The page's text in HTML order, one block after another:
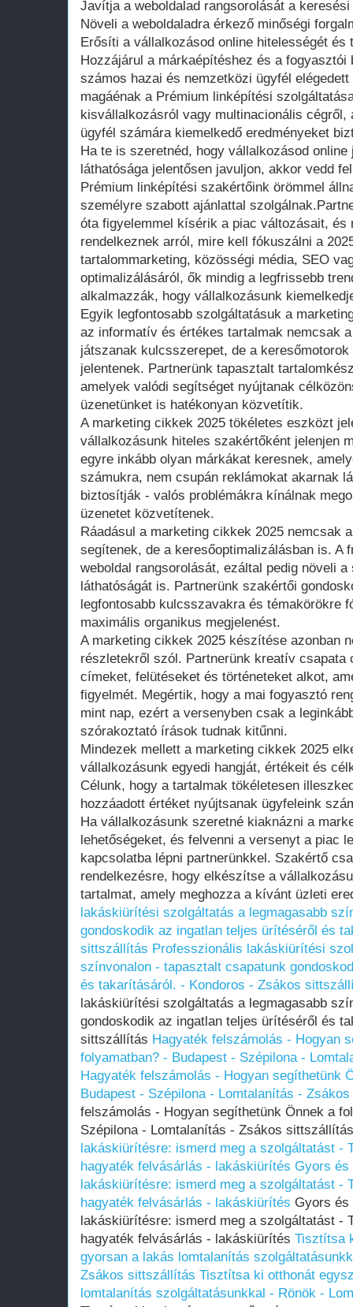
Javítja a weboldalad rangsorolását a
Növeli a weboldaladra érkező minőségi
Erősíti a vállalkozásod online hitelességét és
Hozzájárul a márkaépítéshez és a fogyasztói
számos hazai és nemzetközi ügyfél
magáénak a Prémium linképítési
kisvállalkozásról vagy multinacionális cégről,
ügyfél számára kiemelkedő eredményeket
Ha te is szeretnéd, hogy vállalkozásod
láthatósága jelentősen javuljon, akkor vedd
Prémium linképítési szakértőink örömmel
személyre szabott ajánlattal
óta figyelemmel kísérik a piac változásait, és
rendelkeznek arról, mire kell fókuszálni a
tartalommarketing, közösségi média, SEO
optimalizálásáról, ők mindig a legfrissebb
alkalmazzák, hogy vállalkozásunk
Egyik legfontosabb szolgáltatásuk a
az informatív és értékes tartalmak nemcsak
játszanak kulcsszerepet, de a
jelentenek. Partnerünk tapasztalt
amelyek valódi segítséget nyújtanak
üzenetünket is hatékonyan közvetítik.
A marketing cikkek 2025 tökéletes eszközt
vállalkozásunk hiteles szakértőként jelenjen
egyre inkább olyan márkákat keresnek,
számukra, nem csupán reklámokat akarnak
biztosítják - valós problémákra kínálnak
üzenetet közvetítenek.
Ráadásul a marketing cikkek 2025 nemcsak
segítenek, de a keresőoptimalizálásban is. A
weboldal rangsorolását, ezáltal pedig növeli
láthatóságát is. Partnerünk szakértői
legfontosabb kulcsszavakra és témakörökre
maximális organikus megjelenést.
A marketing cikkek 2025 készítése azonban
részletekről szól. Partnerünk kreatív csapata
címeket, felütéseket és történeteket alkot,
figyelmét. Megértik, hogy a mai fogyasztó
mint nap, ezért a versenyben csak a
szórakoztató írások tudnak kitűnni.
Mindezek mellett a marketing cikkek 2025
vállalkozásunk egyedi hangját, értékeit és
Célunk, hogy a tartalmak tökéletesen
hozzáadott értéket nyújtsanak ügyfeleink
Ha vállalkozásunk szeretné kiaknázni a
lehetőségeket, és felvenni a versenyt a piac
kapcsolatba lépni partnerünkkel. Szakértő
rendelkezésre, hogy elkészítse a
tartalmat, amely meghozza a kívánt üzleti
lakáskiürítési szolgáltatás a legmagasabb
gondoskodik az ingatlan teljes ürítéséről és
sittszállítás Professzionális lakáskiürítési
színvonalon - tapasztalt csapatunk
és takarításáról. - Kondoros - Zsákos
lakáskiürítési szolgáltatás a legmagasabb
gondoskodik az ingatlan teljes ürítéséről és
sittszállítás Hagyaték felszámolás - Hogyan
folyamatban? - Budapest - Szépilona -
Hagyaték felszámolás - Hogyan segíthetünk
Budapest - Szépilona - Lomtalanítás -
felszámolás - Hogyan segíthetünk Önnek a
Szépilona - Lomtalanítás - Zsákos
lakáskiürítésre: ismerd meg a szolgáltatást -
hagyaték felvásárlás - lakáskiürítés Gyors és
lakáskiürítésre: ismerd meg a szolgáltatást -
hagyaték felvásárlás - lakáskiürítés Gyors és
lakáskiürítésre: ismerd meg a szolgáltatást -
hagyaték felvásárlás - lakáskiürítés Tisztítsa
gyorsan a lakás lomtalanítás
Zsákos sittszállítás Tisztítsa ki otthonát
lomtalanítás szolgáltatásunkkal - Rönök -